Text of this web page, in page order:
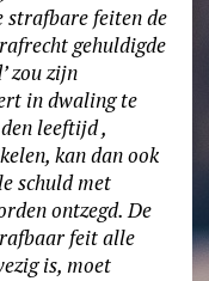
strafbare feiten de
gehuldigde
zou zijn
in dwaling te
leeftijd ,
kan dan ook
schuld met
ontzegd. De
feit alle
is, moet